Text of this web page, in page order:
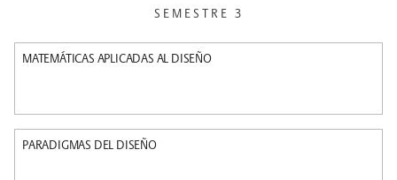
SEMESTRE 3
MATEMÁTICAS APLICADAS AL DISEÑO
PARADIGMAS DEL DISEÑO